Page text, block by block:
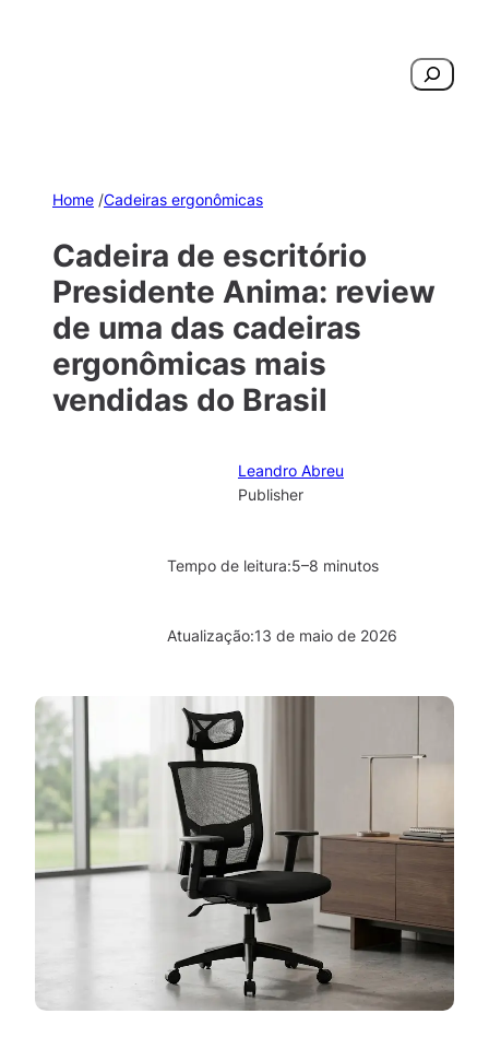
Pesquisar
Home /Cadeiras ergonômicas
Cadeira de escritório
Presidente Anima: review
de uma das cadeiras
ergonômicas mais
vendidas do Brasil
Leandro Abreu
Publisher
Tempo de leitura:5–8 minutos
Atualização:13 de maio de 2026